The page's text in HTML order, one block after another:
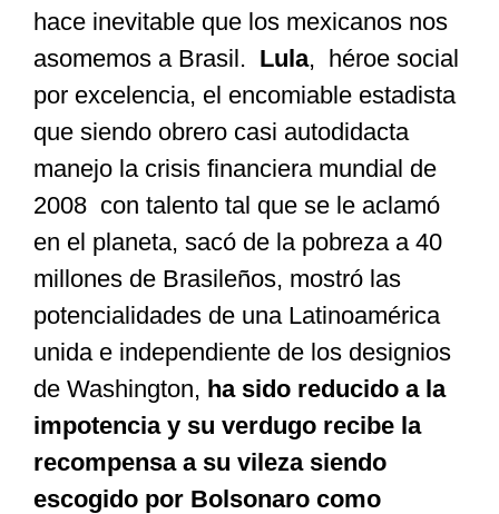
Opinión
Cultura
Nosotros
hace inevitable que los mexicanos nos
asomemos a Brasil. Lula, héroe social
por excelencia, el encomiable estadista
que siendo obrero casi autodidacta
manejo la crisis financiera mundial de
2008 con talento tal que se le aclamó
en el planeta, sacó de la pobreza a 40
millones de Brasileños, mostró las
potencialidades de una Latinoamérica
unida e independiente de los designios
de Washington, ha sido reducido a la
impotencia y su verdugo recibe la
recompensa a su vileza siendo
escogido por Bolsonaro como